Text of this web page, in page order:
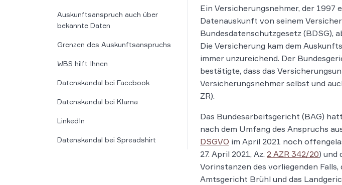
Auskunftsanspruch auch über
bekannte Daten
Grenzen des Auskunftsanspruchs
WBS hilft Ihnen
Datenskandal bei Facebook
Datenskandal bei Klarna
LinkedIn
Datenskandal bei Spreadshirt
Ein Versicherungsnehmer, der
Datenauskunft von seinem
Bundesdatenschutzgesetz (BDSG),
Die Versicherung kam dem
immer unzureichend. Der
bestätigte, dass das
Versicherungsnehmer selbst und
ZR).
Das Bundesarbeitsgericht (BAG)
nach dem Umfang des Anspruchs
DSGVO im April 2021 noch
27. April 2021, Az. 2 AZR 342/20) und
Vorinstanzen des vorliegenden Falls,
Amtsgericht Brühl und das